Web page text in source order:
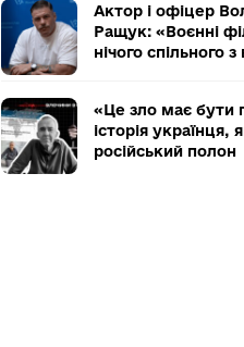
Актор і офіцер
Ращук: «Воєнні
нічого спільного
«Це зло має бути
історія
російський полон